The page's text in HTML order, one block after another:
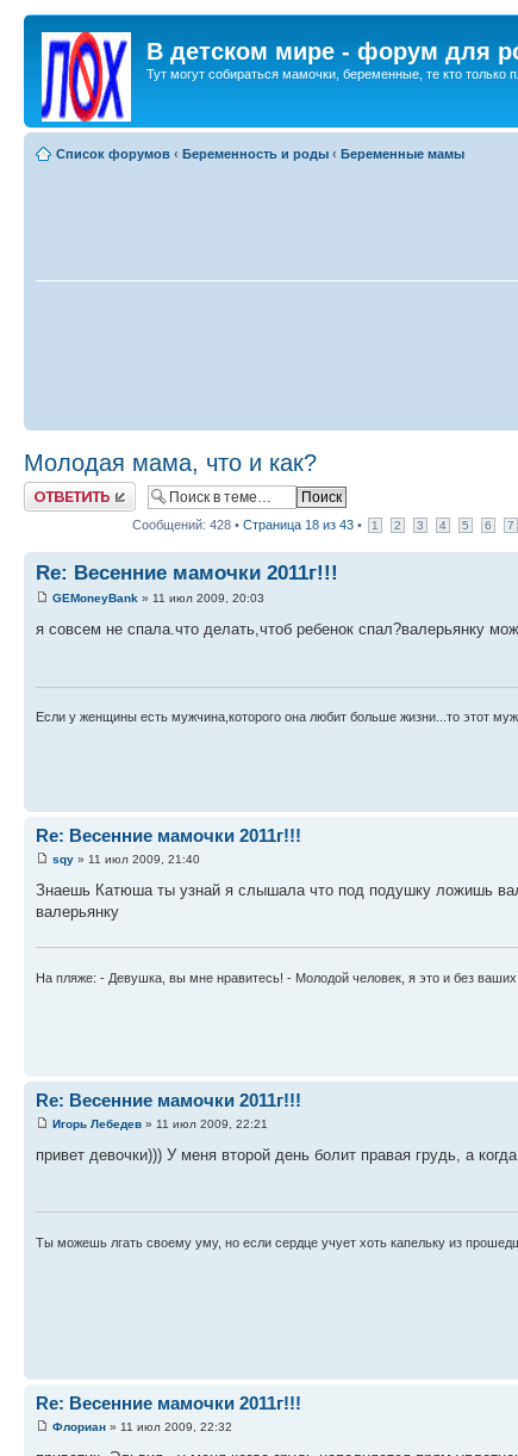
В детском мире - форум для
Тут могут собираться мамочки, беременные, те кто только
Список форумов ‹ Беременность и роды ‹ Беременные мамы
Молодая мама, что и как?
Ответить
Сообщений: 428 • Страница 18 из 43 • 1 2 3 4 5 6 7
Re: Весенние мамочки 2011г!!!
GEMoneyBank » 11 июл 2009, 20:03
я совсем не спала.что делать,чтоб ребенок спал?валерьянку
Если у женщины есть мужчина,которого она любит больше жизни...то этот
Re: Весенние мамочки 2011г!!!
sqy » 11 июл 2009, 21:40
Знаешь Катюша ты узнай я слышала что под подушку ложишь
валерьянку
На пляже: - Девушка, вы мне нравитесь! - Молодой человек, я это и без
Re: Весенние мамочки 2011г!!!
Игорь Лебедев » 11 июл 2009, 22:21
привет девочки))) У меня второй день болит правая грудь, а
Ты можешь лгать своему уму, но если сердце учует хоть капельку из
Re: Весенние мамочки 2011г!!!
Флориан » 11 июл 2009, 22:32